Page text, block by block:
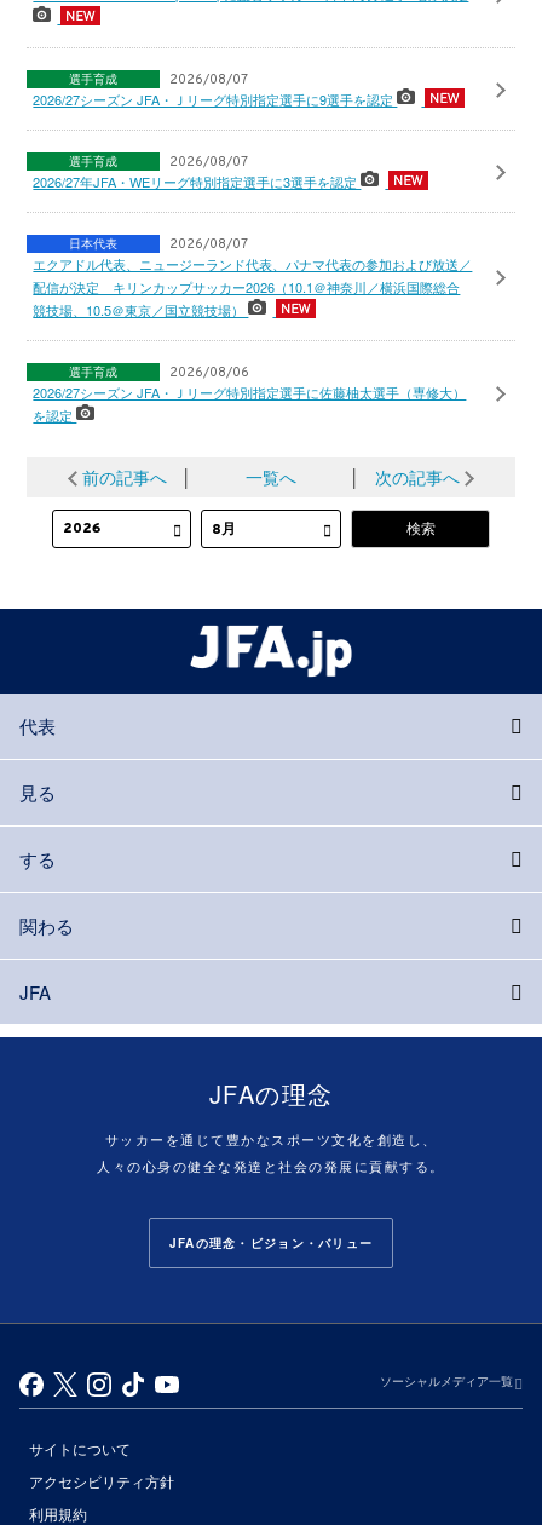
選手育成 2026/08/07
2026/27シーズン JFA・Ｊリーグ特別指定選手に9選手を認定
選手育成 2026/08/07
2026/27年JFA・WEリーグ特別指定選手に3選手を認定
日本代表 2026/08/07
エクアドル代表、ニュージーランド代表、パナマ代表の参加および放送／
配信が決定 キリンカップサッカー2026（10.1＠神奈川／横浜国際総合
競技場、10.5＠東京／国立競技場）
選手育成 2026/08/06
2026/27シーズン JFA・Ｊリーグ特別指定選手に佐藤柚太選手（専修大）
を認定
前の記事へ 一覧へ 次の記事へ
代表
見る
する
関わる
JFA
JFAの理念
サッカーを通じて豊かなスポーツ文化を創造し、
人々の心身の健全な発達と社会の発展に貢献する。
JFAの理念・ビジョン・バリュー
ソーシャルメディア一覧
サイトについて
アクセシビリティ方針
利用規約